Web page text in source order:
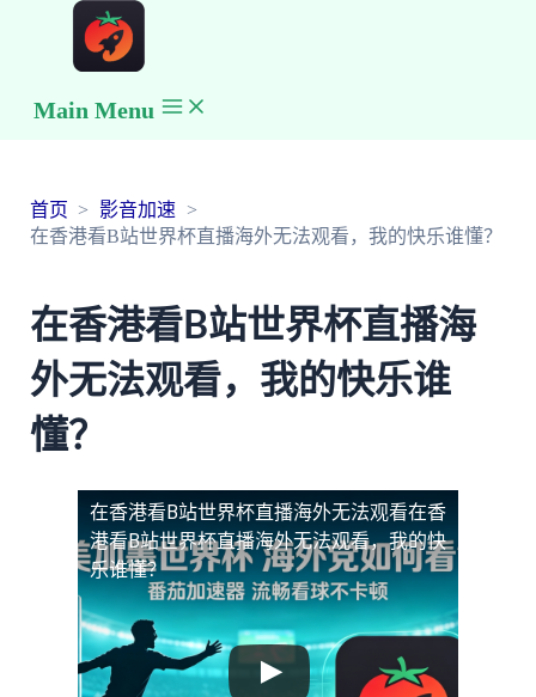
Main Menu
首页
影音加速
在香港看B站世界杯直播海外无法观看，我的快乐谁懂？
在香港看B站世界杯直播海
外无法观看，我的快乐谁
懂？
在香港看B站世界杯直播海外无法观看在香
港看B站世界杯直播海外无法观看，我的快
乐谁懂？